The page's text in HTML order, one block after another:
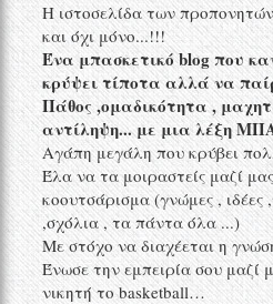
Η ιστοσελίδα των
και όχι μόνο...!!!
Ένα μπασκετικό blog που
κρύψει τίποτα αλλά να
Πάθος ,ομαδικότητα ,
αντίληψη... με μια λέξη
Αγάπη μεγάλη που κρύβει
Έλα να τα μοιραστείς μαζί
κοουτσάρισμα (γνώμες , ιδέες
,σχόλια , τα πάντα όλα ...)
Με στόχο να διαχέεται η
Ένωσε την εμπειρία σου μαζί
νικητή το basketball…